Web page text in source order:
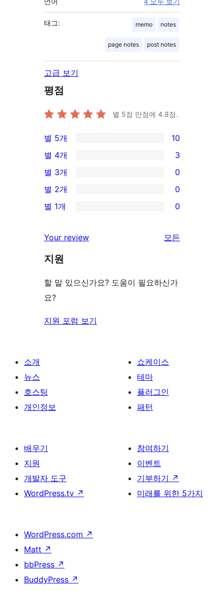
4 모두 보기
태그: memo notes
page notes post notes
고급 보기
평점
별 5점 만점에 4.8점.
10/5-
별
점
후
기
별 5개 10
3/4-
별
점
후
별 4개 3
0/3-
별
점
기
별 3개 0
0/2-
별
후
기
별 2개 0
0/1-
점
후
별 1개 0
Your review
모든
보
지원
할 말 있으신가요? 도움이 필요하신가
요?
지원 포럼 보기
소개
뉴스
호스팅
개인정보
쇼케이스
테마
플러그인
패턴
배우기
지원
개발자 도구
WordPress.tv ↗
참여하기
이벤트
기부하기 ↗
미래를 위한 5가지
WordPress.com ↗
Matt ↗
bbPress ↗
BuddyPress ↗